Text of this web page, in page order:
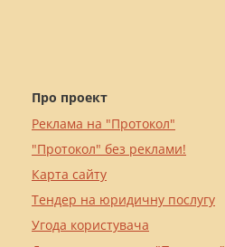
Про проект
Реклама на "Протокол"
"Протокол" без реклами!
Карта сайту
Тендер на юридичну послугу
Угода користувача